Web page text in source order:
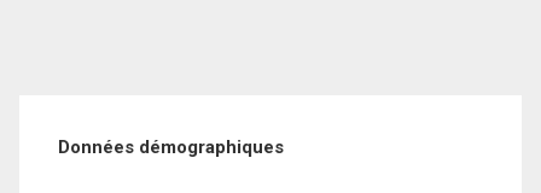
Données démographiques